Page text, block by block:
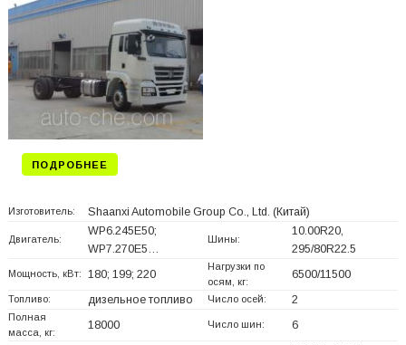
ПОДРОБНЕЕ
Изготовитель: Shaanxi Automobile Group Co., Ltd. (Китай)
Двигатель:
WP6.245E50;
WP7.270E5…
Шины:
10.00R20,
295/80R22.5
Мощность, кВт: 180; 199; 220
Нагрузки по
осям, кг:
6500/11500
Топливо: дизельное топливо Число осей: 2
Полная
масса, кг:
18000 Число шин: 6